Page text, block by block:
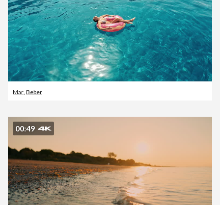
Mar Beber
00:49